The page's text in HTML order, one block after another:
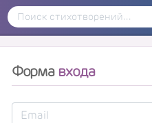
Форма входа